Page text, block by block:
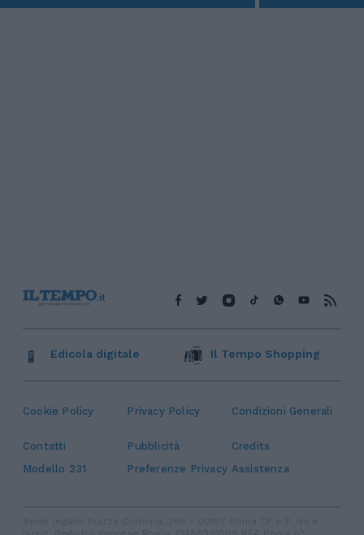
Cookie Policy Privacy Policy Condizioni Generali
Contatti Pubblicità
Credits
Modello 231
Preferenze Privacy Assistenza
Edicola digitale Il Tempo Shopping